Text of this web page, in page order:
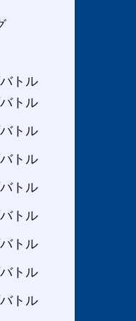
トル
トル
トル
トル
トル
トル
トル
トル
トル